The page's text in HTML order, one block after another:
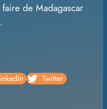
de Madagascar
Twitter